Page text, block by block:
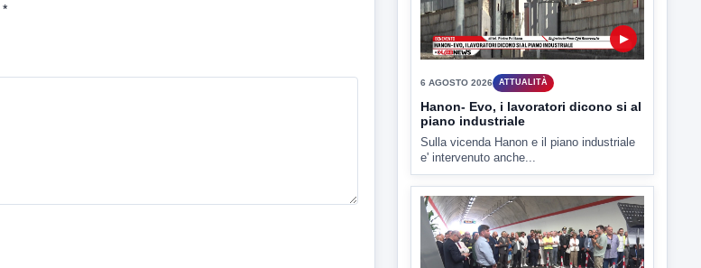
* 6 AGOSTO 2026 ATTUALITÀ
Hanon- Evo, i lavoratori dicono si al
piano industriale
Sulla vicenda Hanon e il piano industriale
e' intervenuto anche...
▶